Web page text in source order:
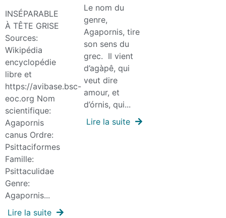
INSÉPARABLE
À TÊTE GRISE
Sources:
Wikipédia
encyclopédie
libre et
https://avibase.bsc-
eoc.org Nom
scientifique:
Agapornis
canus Ordre:
Psittaciformes
Famille:
Psittaculidae
Genre:
Agapornis...
Lire la suite
Le nom du
genre,
Agapornis, tire
son sens du
grec. Il vient
d’agàpê, qui
veut dire
amour, et
d’órnis, qui...
Lire la suite